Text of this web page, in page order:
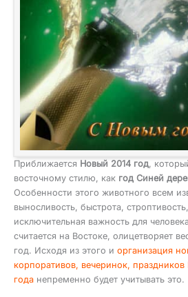
Приближается Новый 2014 год,
восточному стилю, как год Синей
Особенности этого животного всем
выносливость, быстрота,
исключительная важность для
считается на Востоке, олицетворяет
год. Исходя из этого и организация
корпоративов, вечеринок, праздников
года непременно будет учитывать это.